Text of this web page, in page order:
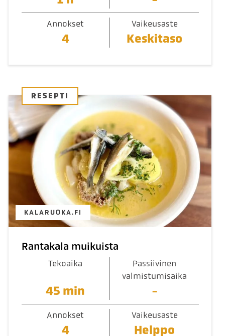
Annokset
4
Vaikeusaste
Keskitaso
RESEPTI
KALARUOKA.FI
Rantakala muikuista
Tekoaika
45 min
Passiivinen
valmistumisaika
-
Annokset
4
Vaikeusaste
Helppo